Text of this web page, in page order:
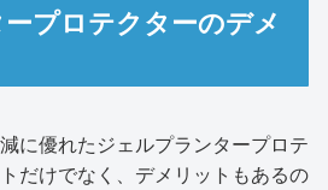
プロテクターのデメ
に優れたジェルプランタープロテ
だけでなく、デメリットもあるの